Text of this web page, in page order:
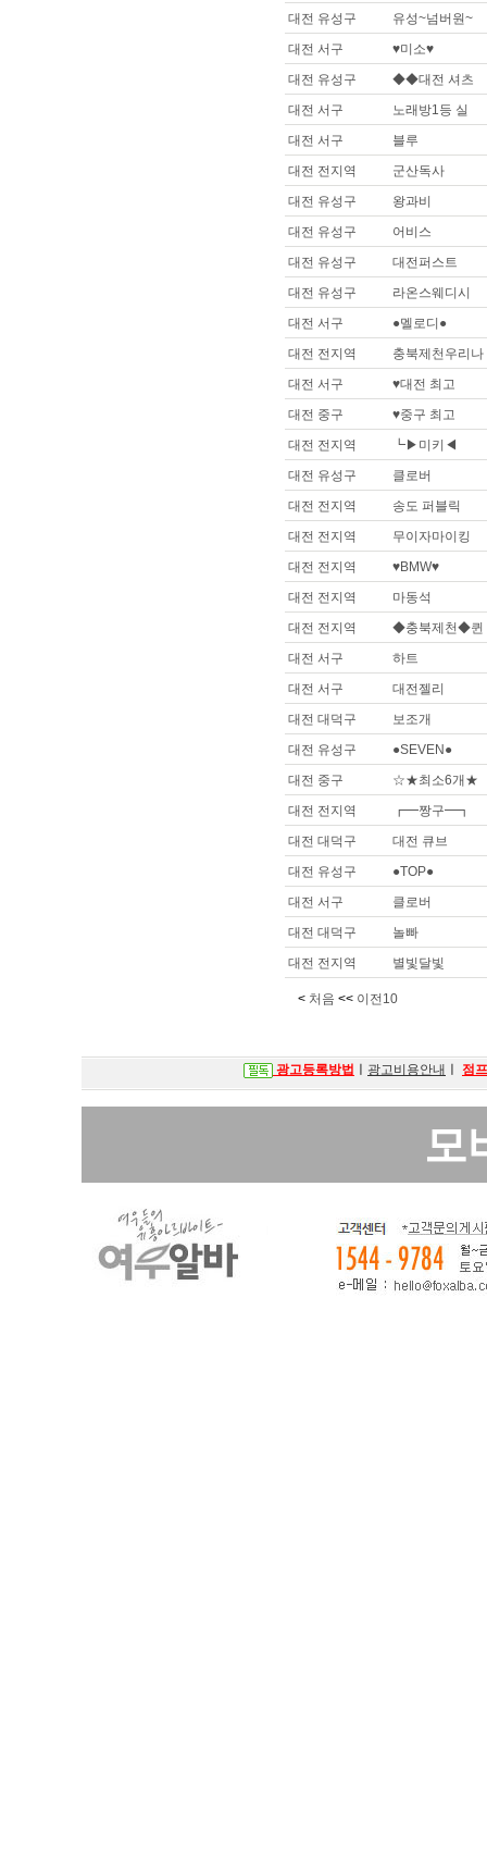
대전 유성구
유성~넘버원~
대전 서구
♥미소♥
대전 유성구
◆◆대전 셔츠
대전 서구
노래방1등 실
대전 서구
블루
대전 전지역
군산독사
대전 유성구
왕과비
대전 유성구
어비스
대전 유성구
대전퍼스트
대전 유성구
라온스웨디시
대전 서구
●멜로디●
대전 전지역
충북제천우리나
대전 서구
♥대전 최고
대전 중구
♥중구 최고
대전 전지역
┗▶미키◀
대전 유성구
클로버
대전 전지역
송도 퍼블릭
대전 전지역
무이자마이킹
대전 전지역
♥BMW♥
대전 전지역
마동석
대전 전지역
◆충북제천◆퀸
대전 서구
하트
대전 서구
대전젤리
대전 대덕구
보조개
대전 유성구
●SEVEN●
대전 중구
☆★최소6개★
대전 전지역
┏━짱구━┓
대전 대덕구
대전 큐브
대전 유성구
●TOP●
대전 서구
클로버
대전 대덕구
놀빠
대전 전지역
별빛달빛
< 처음 << 이전10
광고등록방법 광고비용안내 점
모